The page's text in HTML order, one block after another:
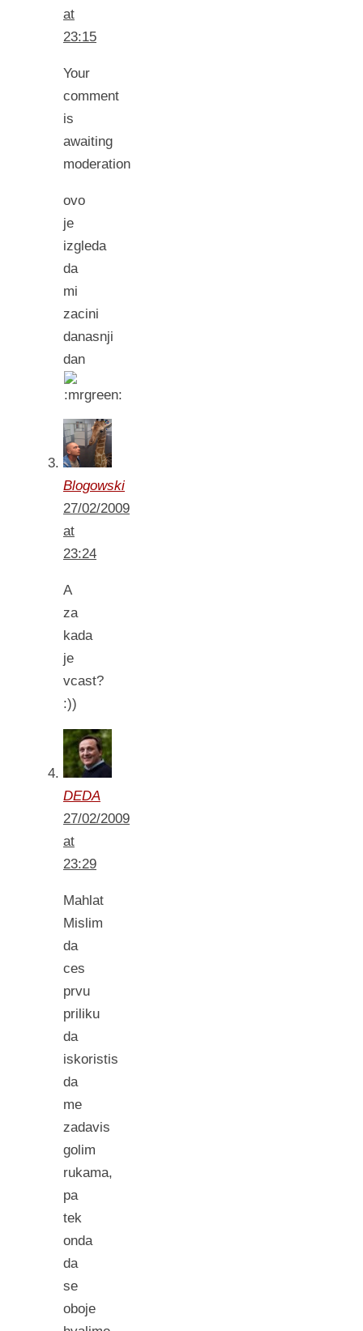
at
23:15
Your
comment
is
awaiting
moderation
ovo
je
izgleda
da
mi
zacini
danasnji
dan
Blogowski
27/02/2009
at
23:24
A
za
kada
je
vcast?
:))
DEDA
27/02/2009
at
23:29
Mahlat
Mislim
da
ces
prvu
priliku
da
iskoristis
da
me
zadavis
golim
rukama,
pa
tek
onda
da
se
oboje